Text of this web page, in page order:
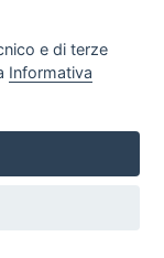
e di terze
Informativa